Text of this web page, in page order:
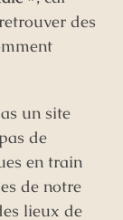
des
un site
de
en train
de notre
lieux de